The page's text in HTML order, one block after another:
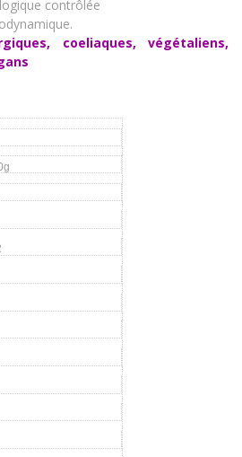
contrôlée
coeliaques, végétaliens,